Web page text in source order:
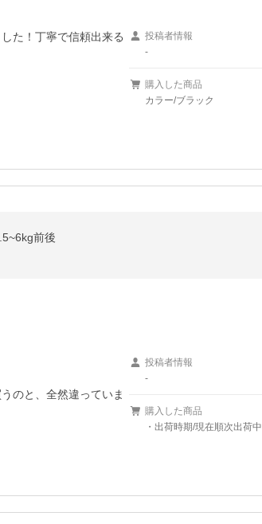
た！丁寧で信頼出来る
投稿者情報
-
購入した商品
カラー/ブラック
前後
のと、全然違っていま
投稿者情報
-
購入した商品
・出荷時期/現在順次出荷中